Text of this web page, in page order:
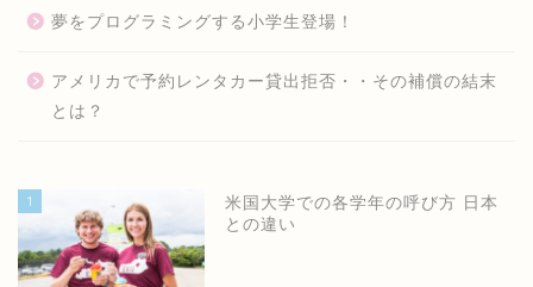
夢をプログラミングする小学生登場！
アメリカで予約レンタカー貸出拒否・・その補償の結末
とは？
1
米国大学での各学年の呼び方 日本
との違い